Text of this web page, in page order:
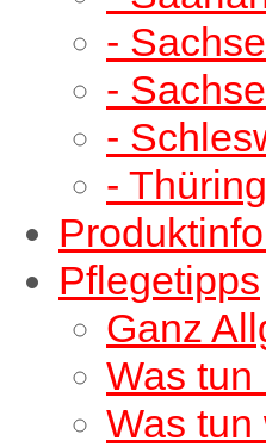
-
-
-
-
Pflegetipps
Ganz
Was
Was tun